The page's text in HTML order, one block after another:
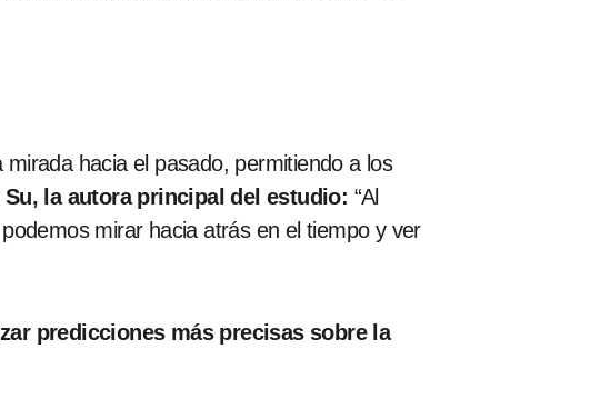
hacia el pasado, permitiendo a los
la autora principal del estudio: “Al
mirar hacia atrás en el tiempo y ver
predicciones más precisas sobre la